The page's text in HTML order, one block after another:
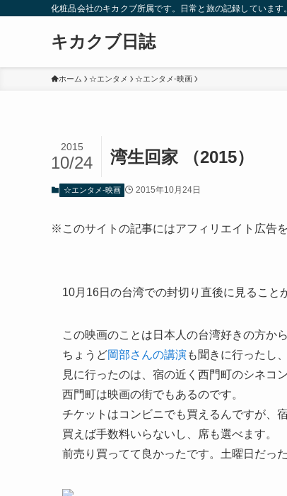
化粧品会社のキカクブ所属です。日常と旅の記録しています。
キカクブ日誌
ホーム ☆エンタメ ☆エンタメ-映画
湾生回家 （2015）
2015
10/24
☆エンタメ-映画 2015年10月24日
※このサイトの記事にはアフィリエイト広告を
10月16日の台湾での封切り直後に見ること
この映画のことは日本人の台湾好きの方か
ちょうど岡部さんの講演も聞きに行ったし
見に行ったのは、宿の近く西門町のシネコン
西門町は映画の街でもあるのです。
チケットはコンビニでも買えるんですが、
買えば手数料いらないし、席も選べます。
前売り買ってて良かったです。土曜日だっ